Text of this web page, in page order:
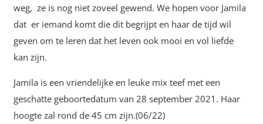
weg, ze is nog niet zoveel gewend. We hopen voor Jamila
dat er iemand komt die dit begrijpt en haar de tijd wil
geven om te leren dat het leven ook mooi en vol liefde
kan zijn.
Jamila is een vriendelijke en leuke mix teef met een
geschatte geboortedatum van 28 september 2021. Haar
hoogte zal rond de 45 cm zijn.(06/22)